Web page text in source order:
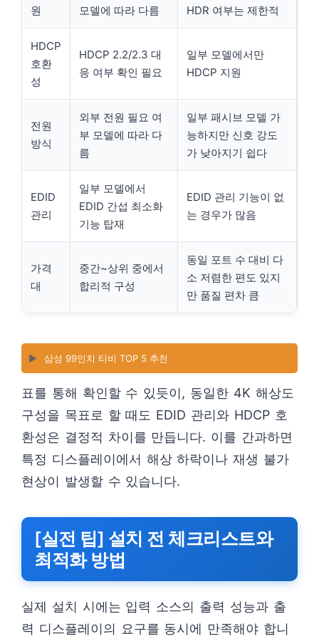
원
모델에 따라 다름
HDR 여부는 제한적
HDCP
호환
성
HDCP 2.2/2.3 대
응 여부 확인 필요
일부 모델에서만
HDCP 지원
전원
방식
외부 전원 필요 여
부 모델에 따라 다
름
일부 패시브 모델 가
능하지만 신호 강도
가 낮아지기 쉽다
EDID
관리
일부 모델에서
EDID 간섭 최소화
기능 탑재
EDID 관리 기능이 없
는 경우가 많음
가격
대
중간~상위 중에서
합리적 구성
동일 포트 수 대비 다
소 저렴한 편도 있지
만 품질 편차 큼
▶️ 삼성 99인치 티비 TOP 5 추천
표를 통해 확인할 수 있듯이, 동일한 4K 해상도
구성을 목표로 할 때도 EDID 관리와 HDCP 호
환성은 결정적 차이를 만듭니다. 이를 간과하면
특정 디스플레이에서 해상 하락이나 재생 불가
현상이 발생할 수 있습니다.
[실전 팁] 설치 전 체크리스트와
최적화 방법
실제 설치 시에는 입력 소스의 출력 성능과 출
력 디스플레이의 요구를 동시에 만족해야 합니